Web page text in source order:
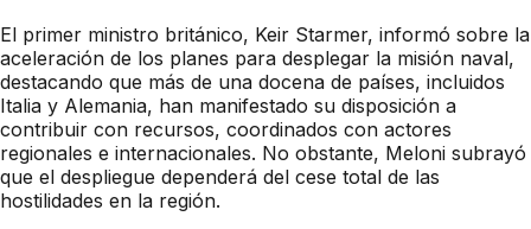
El primer ministro británico, Keir Starmer, informó sobre la
aceleración de los planes para desplegar la misión naval,
destacando que más de una docena de países, incluidos
Italia y Alemania, han manifestado su disposición a
contribuir con recursos, coordinados con actores
regionales e internacionales. No obstante, Meloni subrayó
que el despliegue dependerá del cese total de las
hostilidades en la región.